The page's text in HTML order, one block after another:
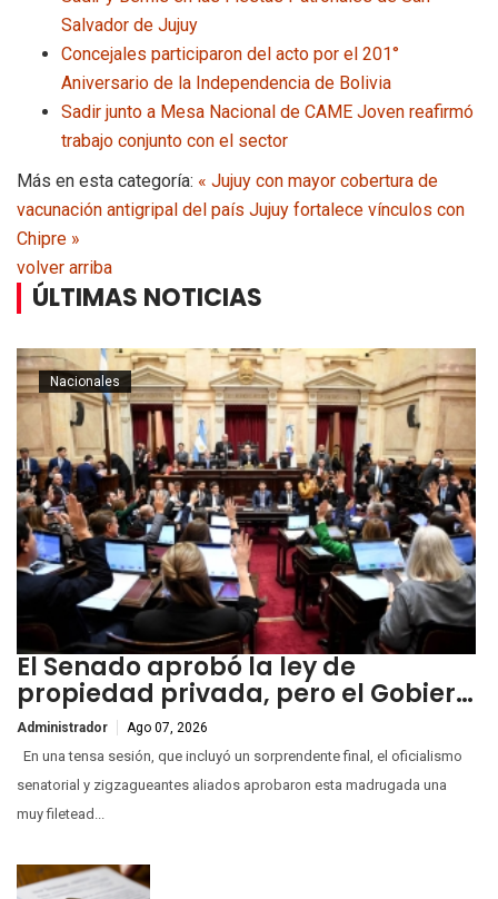
Salvador de Jujuy
Concejales participaron del acto por el 201°
Aniversario de la Independencia de Bolivia
Sadir junto a Mesa Nacional de CAME Joven reafirmó
trabajo conjunto con el sector
Más en esta categoría: « Jujuy con mayor cobertura de
vacunación antigripal del país Jujuy fortalece vínculos con
Chipre »
volver arriba
ÚLTIMAS NOTICIAS
El Senado aprobó la ley de
propiedad privada, pero el Gobier…
Administrador Ago 07, 2026
Nacionales
En una tensa sesión, que incluyó un sorprendente final, el oficialismo
senatorial y zigzagueantes aliados aprobaron esta madrugada una
muy filetead...